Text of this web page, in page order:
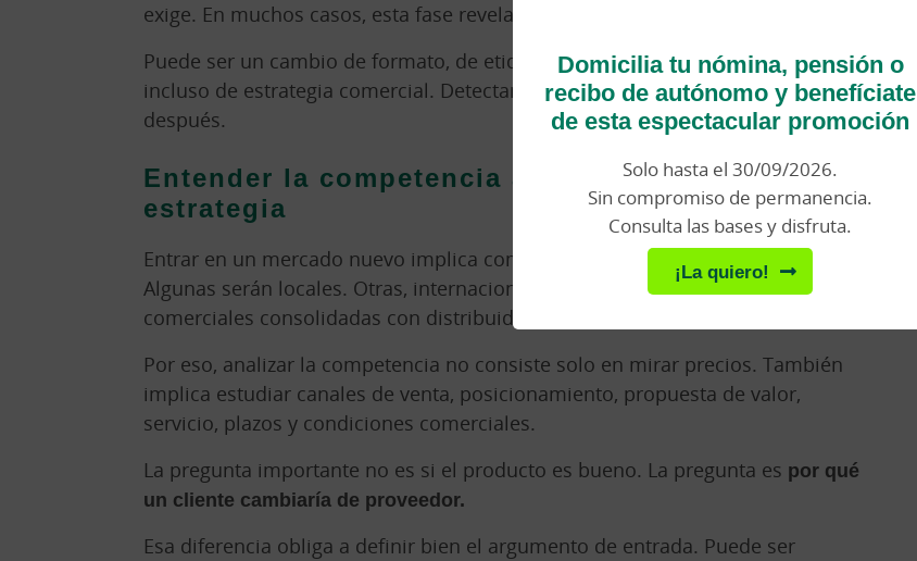
exige. En muchos casos, esta fase revela que el producto necesita adaptación.
Puede ser un cambio de formato, de etiquetado, de envase, de certificación o
incluso de estrategia comercial. Detectarlo antes de vender evita problemas
después.
Entender la competencia antes de fijar la
estrategia
Entrar en un mercado nuevo implica competir con empresas que ya están allí.
Algunas serán locales. Otras, internacionales. Y muchas tendrán relaciones
comerciales consolidadas con distribuidores o clientes.
Por eso, analizar la competencia no consiste solo en mirar precios. También
implica estudiar canales de venta, posicionamiento, propuesta de valor,
servicio, plazos y condiciones comerciales.
La pregunta importante no es si el producto es bueno. La pregunta es por qué
un cliente cambiaría de proveedor.
Esa diferencia obliga a definir bien el argumento de entrada. Puede ser
Domicilia tu nómina, pensión o
recibo de autónomo y benefíciate
de esta espectacular promoción
Solo hasta el 30/09/2026.
Sin compromiso de permanencia.
Consulta las bases y disfruta.
¡La quiero!